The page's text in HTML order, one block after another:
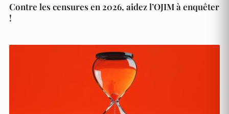
Contre les censures en 2026, aidez l’OJIM à enquêter
!